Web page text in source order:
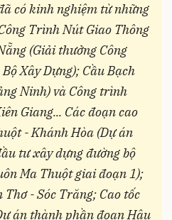
có kinh nghiệm từ những
Trình Nút Giao Thông
(Giải thưởng Công
Xây Dựng); Cầu Bạch
Ninh) và Công trình
Giang... Các đoạn cao
- Khánh Hòa (Dự án
tư xây dựng đường bộ
Ma Thuột giai đoạn 1);
Thơ - Sóc Trăng; Cao tốc
án thành phần đoạn Hậu